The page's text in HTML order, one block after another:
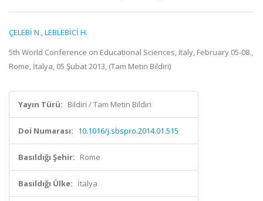
ÇELEBİ N.,LEBLEBİCİ H.
5th World Conference on Educational Sciences, Italy, February 05-08.,
Rome, İtalya, 05 Şubat 2013, (Tam Metin Bildiri)
Yayın Türü: Bildiri / Tam Metin Bildiri
Doi Numarası: 10.1016/j.sbspro.2014.01.515
Basıldığı Şehir: Rome
Basıldığı Ülke: İtalya